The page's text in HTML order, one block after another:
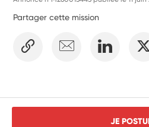
Participer à la mise en œuvre
Partager cette mission
JE